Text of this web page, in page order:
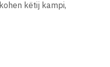
këtij kampi,